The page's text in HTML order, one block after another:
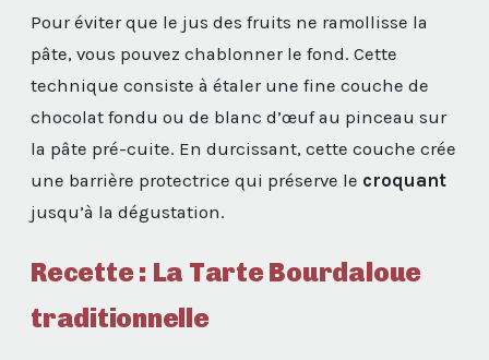
Pour éviter que le jus des fruits ne ramollisse la
pâte, vous pouvez chablonner le fond. Cette
technique consiste à étaler une fine couche de
chocolat fondu ou de blanc d’œuf au pinceau sur
la pâte pré-cuite. En durcissant, cette couche crée
une barrière protectrice qui préserve le croquant
jusqu’à la dégustation.
Recette : La Tarte Bourdaloue
traditionnelle